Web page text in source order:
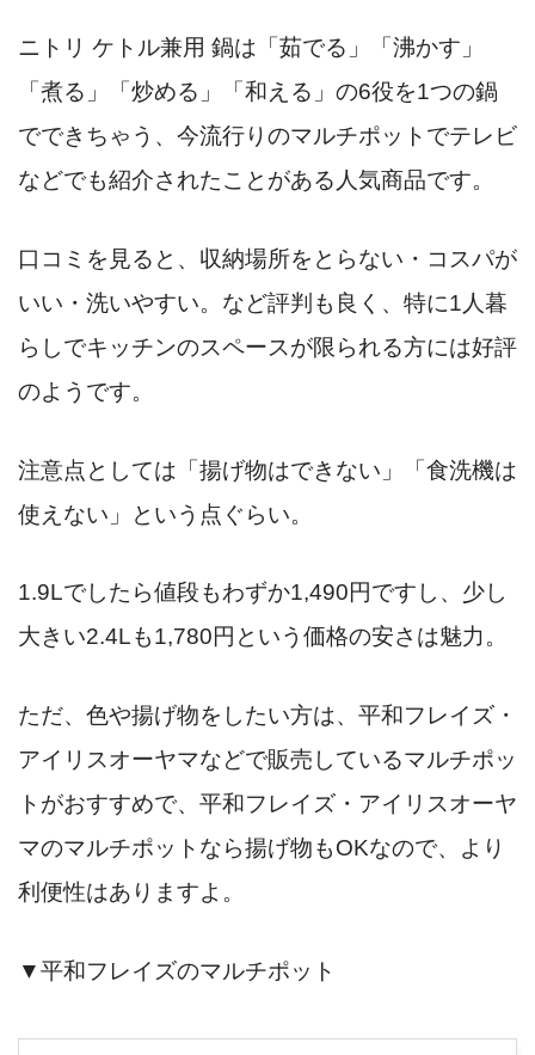
ニトリ ケトル兼用 鍋は「茹でる」「沸かす」
「煮る」「炒める」「和える」の6役を1つの鍋
でできちゃう、今流行りのマルチポットでテレビ
などでも紹介されたことがある人気商品です。
口コミを見ると、収納場所をとらない・コスパが
いい・洗いやすい。など評判も良く、特に1人暮
らしでキッチンのスペースが限られる方には好評
のようです。
注意点としては「揚げ物はできない」「食洗機は
使えない」という点ぐらい。
1.9Lでしたら値段もわずか1,490円ですし、少し
大きい2.4Lも1,780円という価格の安さは魅力。
ただ、色や揚げ物をしたい方は、平和フレイズ・
アイリスオーヤマなどで販売しているマルチポッ
トがおすすめで、平和フレイズ・アイリスオーヤ
マのマルチポットなら揚げ物もOKなので、より
利便性はありますよ。
▼平和フレイズのマルチポット